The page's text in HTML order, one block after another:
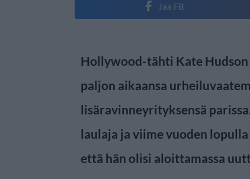
Jaa FB
Hollywood-tähti Kate
paljon aikaansa
lisäravinneyrityksensä
laulaja ja viime vuoden
että hän olisi aloittamassa